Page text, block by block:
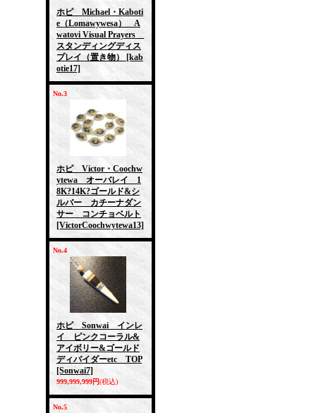
ホピ Michael・Kaboti
e（Lomawywesa） A
watovi Visual Prayers
スタンディングディス
プレイ（置き物）
[kab
otie17]
No.3
ホピ Victor・Coochw
ytewa オーバレイ 1
8K?14K?ゴールド&シ
ルバー カチーナダン
サー コンチョベルト
[VictorCoochwytewa13]
No.4
ホピ Sonwai インレ
イ ピンクコーラル&
アイボリー&ゴールド
ディバイダーetc TOP
[Sonwai7]
999,999,999円(税込)
No.5